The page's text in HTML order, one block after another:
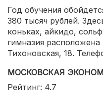
Год обучения
380 тысяч рублей.
коньках, айкидо,
гимназия
Тихоновская, 18.
МОСКОВСКАЯ
Рейтинг: 4.7